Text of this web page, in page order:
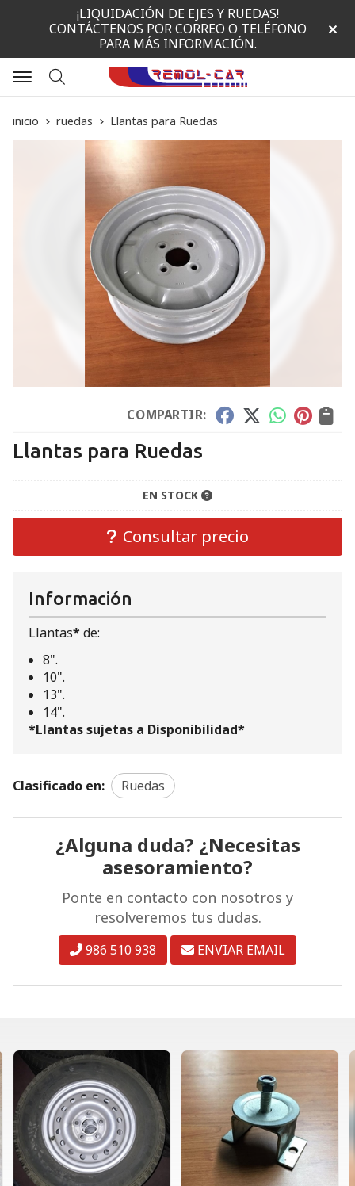
¡LIQUIDACIÓN DE EJES Y RUEDAS!
CONTÁCTENOS POR CORREO O TELÉFONO
PARA MÁS INFORMACIÓN.
Buscar
inicio ruedas Llantas para Ruedas
COMPARTIR:
Llantas para Ruedas
EN STOCK
Consultar precio
Información
Llantas*de:
8".
10".
13".
14".
*Llantas sujetas a Disponibilidad*
Clasificado en: Ruedas
¿Alguna duda? ¿Necesitas
asesoramiento?
Ponte en contacto con nosotros y
resolveremos tus dudas.
986 510 938 ENVIAR EMAIL